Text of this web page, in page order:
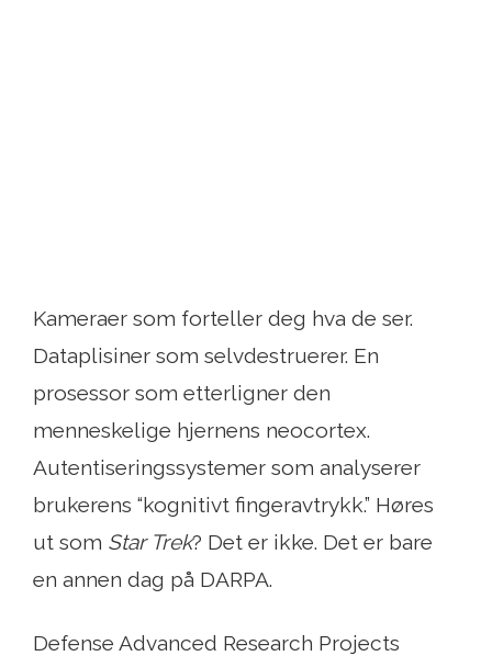
Kameraer som forteller deg hva de ser.
Dataplisiner som selvdestruerer. En
prosessor som etterligner den
menneskelige hjernens neocortex.
Autentiseringssystemer som analyserer
brukerens “kognitivt fingeravtrykk.” Høres
ut som Star Trek? Det er ikke. Det er bare
en annen dag på DARPA.
Defense Advanced Research Projects